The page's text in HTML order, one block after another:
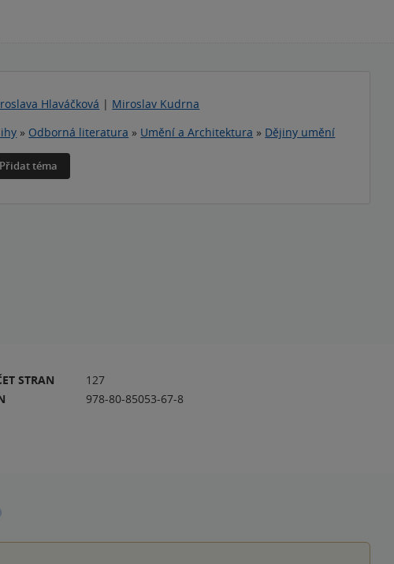
Hlaváčková | Miroslav Kudrna
» Odborná literatura » Umění a Architektura » Dějiny umění
Přidat téma
STRAN
127
978-80-85053-67-8